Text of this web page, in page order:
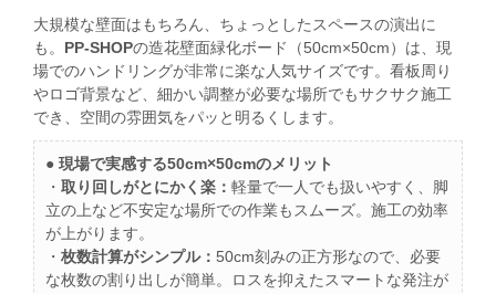
大規模な壁面はもちろん、ちょっとしたスペースの演出に
も。 PP-SHOPの造花壁面緑化ボード（50cm×50cm）は、現
場でのハンドリングが非常に楽な人気サイズです。看板周り
やロゴ背景など、細かい調整が必要な場所でもサクサク施工
でき、空間の雰囲気をパッと明るくします。
● 現場で実感する50cm×50cmのメリット
・ 取り回しがとにかく楽： 軽量で一人でも扱いやすく、脚
立の上など不安定な場所での作業もスムーズ。施工の効率
が上がります。
・ 枚数計算がシンプル： 50cm刻みの正方形なので、必要
な枚数の割り出しが簡単。ロスを抑えたスマートな発注が